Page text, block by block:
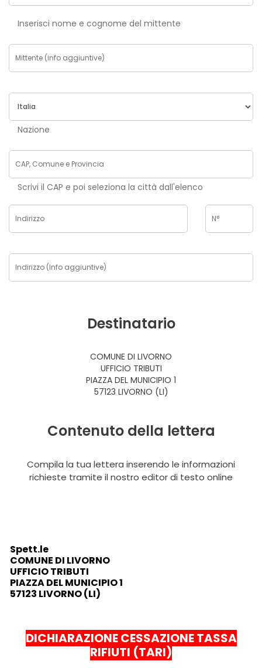
Inserisci nome e cognome del mittente
Nazione
Scrivi il CAP e poi seleziona la città dall'elenco
Destinatario
COMUNE DI LIVORNO
UFFICIO TRIBUTI
PIAZZA DEL MUNICIPIO 1
57123 LIVORNO (LI)
Contenuto della lettera
Compila la tua lettera inserendo le informazioni
richieste tramite il nostro editor di testo online
Spett.le
COMUNE DI LIVORNO
UFFICIO TRIBUTI
PIAZZA DEL MUNICIPIO 1
57123 LIVORNO (LI)
DICHIARAZIONE CESSAZIONE TASSA
RIFIUTI (TARI)